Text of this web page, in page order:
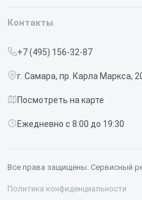
Срочный ремонт
Доставка и способы оплаты
Диагностика
Контакты
Iphone
Studio Display
Контакты
+7 (495) 156-32-87
г. Самара, пр. Карла Маркса,
Посмотреть на карте
Ежедневно с 8:00 до 19:30
Все права защищены. Сервисный
Политика конфиденциальности